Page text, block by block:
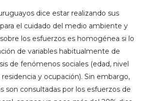
dice estar realizando sus
el cuidado del medio ambiente y
los esfuerzos es homogénea si lo
de variables habitualmente de
de fenómenos sociales (edad, nivel
y ocupación). Sin embargo,
son consultadas por los esfuerzos de